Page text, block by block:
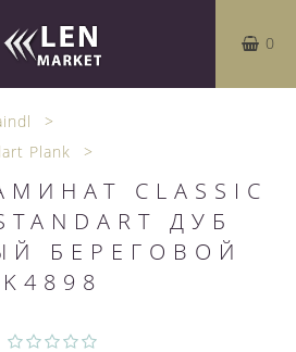
0
Plank
CLASSIC
ДУБ
БЕРЕГОВОЙ
K4898